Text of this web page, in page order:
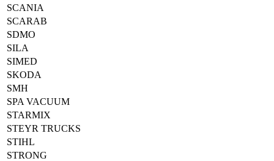
SCANIA
SCARAB
SDMO
SILA
SIMED
SKODA
SMH
SPA VACUUM
STARMIX
STEYR TRUCKS
STIHL
STRONG